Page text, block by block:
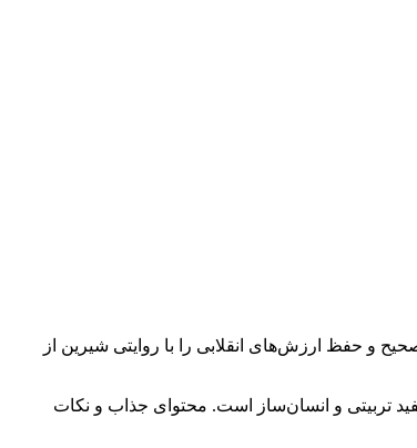
و حفظ ارزش‌های انقلابی را با روایتی شیرین از
تربیتی و انسان‌ساز است. محتوای جذاب و نکات